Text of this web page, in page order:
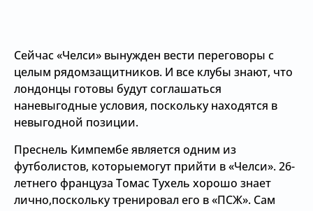
Сейчас «Челси» вынужден вести переговоры с
целым рядомзащитников. И все клубы знают, что
лондонцы готовы будут соглашаться
наневыгодные условия, поскольку находятся в
невыгодной позиции.
Преснель Кимпембе является одним из
футболистов, которыемогут прийти в «Челси». 26-
летнего француза Томас Тухель хорошо знает
лично,поскольку тренировал его в «ПСЖ». Сам